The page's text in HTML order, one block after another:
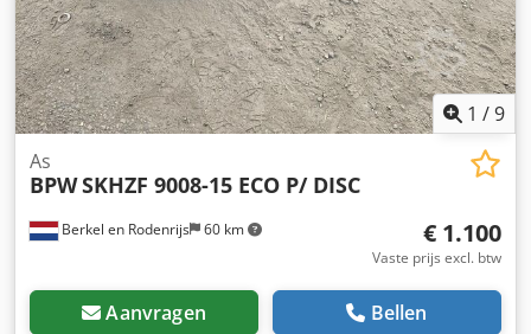
1 /9
Berkel en Rodenrijs 60 km
As
BPWSKHZF 9008-15 ECO P/ DISC
€ 1.100
Vaste prijs excl. btw
Aanvragen Bellen